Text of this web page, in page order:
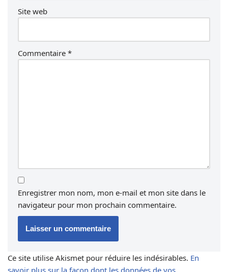
Site web
Commentaire *
Enregistrer mon nom, mon e-mail et mon site dans le
navigateur pour mon prochain commentaire.
Ce site utilise Akismet pour réduire les indésirables. En